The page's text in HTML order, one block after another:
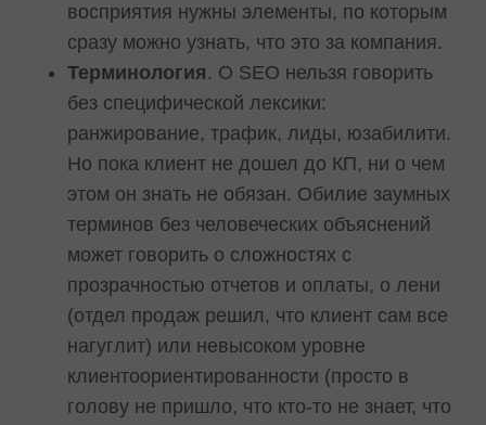
восприятия нужны элементы, по которым
сразу можно узнать, что это за компания.
Терминология . О SEO нельзя говорить
без специфической лексики:
ранжирование, трафик, лиды, юзабилити.
Но пока клиент не дошел до КП, ни о чем
этом он знать не обязан. Обилие заумных
терминов без человеческих объяснений
может говорить о сложностях с
прозрачностью отчетов и оплаты, о лени
(отдел продаж решил, что клиент сам все
нагуглит) или невысоком уровне
клиентоориентированности (просто в
голову не пришло, что кто-то не знает, что